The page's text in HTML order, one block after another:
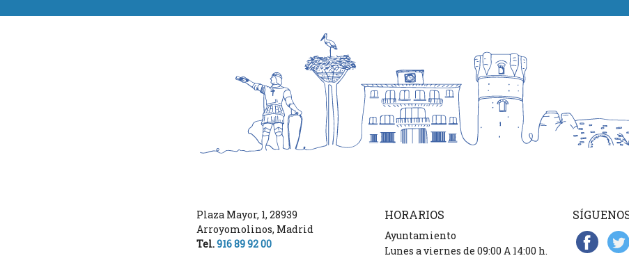
Plaza Mayor, 1, 28939
Arroyomolinos, Madrid
Tel.916 89 92 00
HORARIOS
Ayuntamiento
Lunes a viernes de 09:00 A 14:00 h.